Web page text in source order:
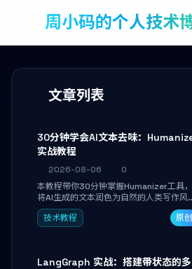
周小码的个人技术
文章列表
30分钟学会AI文本去味：
实战教程
2026-08-06
0
本教程带你30分钟掌握Humanizer工具，
将AI生成的文本润色为自然的人类写作风
格。通过安装配置、实战示例和语音校准
让你的内容告别AI痕迹，匹配个人写作习
技术教程 原创
LangGraph 实战：搭建带状态的多